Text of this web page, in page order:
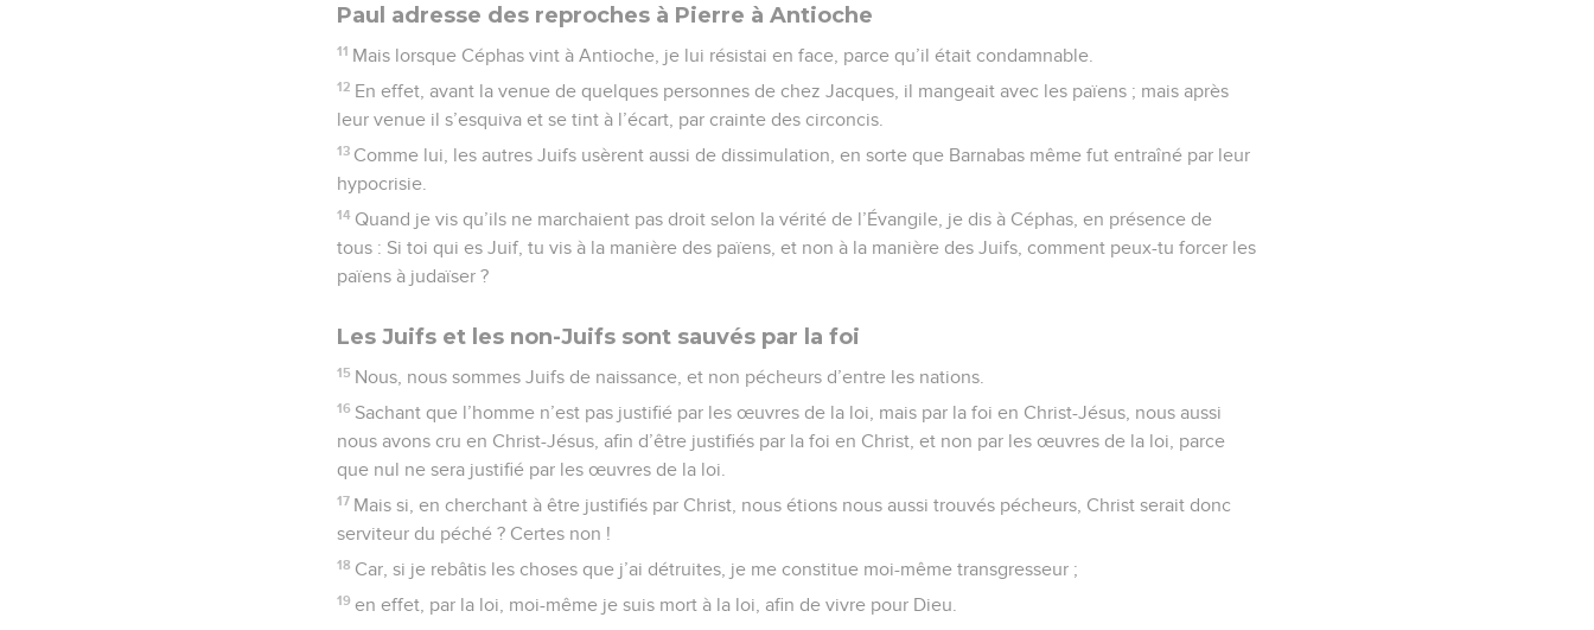
Paul adresse des reproches à Pierre à Antioche
11 Mais lorsque Céphas vint à Antioche, je lui résistai en face, parce qu’il était condamnable.
12 En effet, avant la venue de quelques personnes de chez Jacques, il mangeait avec les païens ; mais après
leur venue il s’esquiva et se tint à l’écart, par crainte des circoncis.
13 Comme lui, les autres Juifs usèrent aussi de dissimulation, en sorte que Barnabas même fut entraîné par leur
hypocrisie.
14 Quand je vis qu’ils ne marchaient pas droit selon la vérité de l’Évangile, je dis à Céphas, en présence de
tous : Si toi qui es Juif, tu vis à la manière des païens, et non à la manière des Juifs, comment peux-tu forcer les
païens à judaïser ?
Les Juifs et les non-Juifs sont sauvés par la foi
15 Nous, nous sommes Juifs de naissance, et non pécheurs d’entre les nations.
16 Sachant que l’homme n’est pas justifié par les œuvres de la loi, mais par la foi en Christ-Jésus, nous aussi
nous avons cru en Christ-Jésus, afin d’être justifiés par la foi en Christ, et non par les œuvres de la loi, parce
que nul ne sera justifié par les œuvres de la loi.
17 Mais si, en cherchant à être justifiés par Christ, nous étions nous aussi trouvés pécheurs, Christ serait donc
serviteur du péché ? Certes non !
18 Car, si je rebâtis les choses que j’ai détruites, je me constitue moi-même transgresseur ;
19 en effet, par la loi, moi-même je suis mort à la loi, afin de vivre pour Dieu.